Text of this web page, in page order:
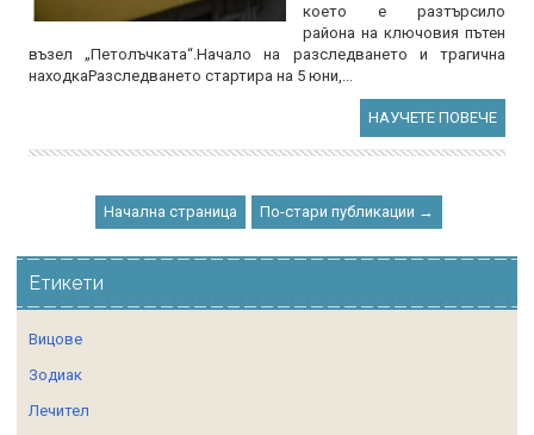
което е разтърсило
района на ключовия пътен
възел „Петолъчката“.Начало на разследването и трагична
находкаРазследването стартира на 5 юни,...
НАУЧЕТЕ ПОВЕЧЕ
Начална страница По-стари публикации →
Етикети
Вицове
Зодиак
Лечител